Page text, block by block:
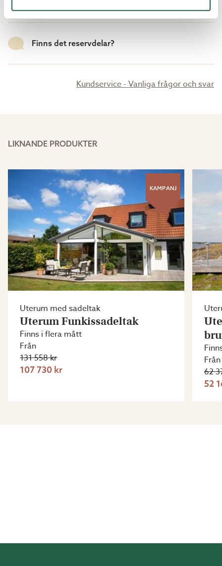
Finns det reservdelar?
Kundservice - Vanliga frågor och svar
LIKNANDE PRODUKTER
KAMPANJ
Uterum med sadeltak
Uterum Funkissadeltak
Finns i flera mått
Från
131 558 kr
107 730 kr
Från
62
52